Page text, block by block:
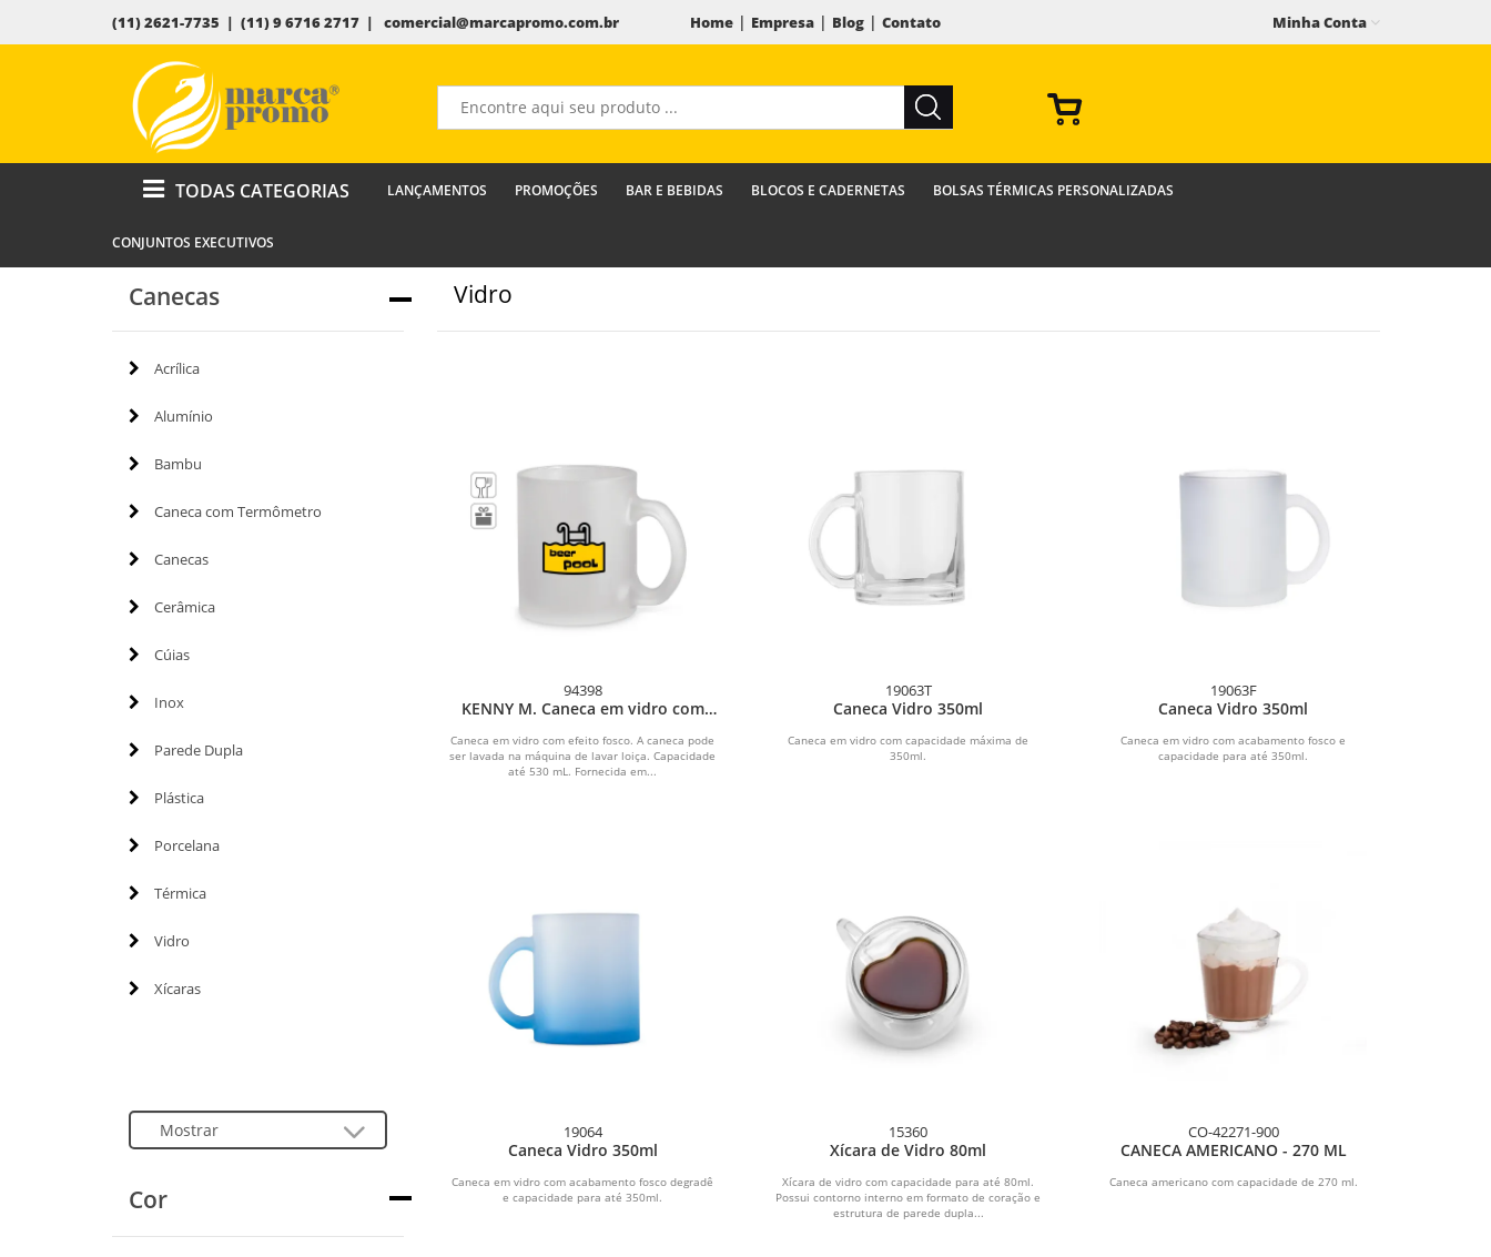
(11) 2621-7735 | (11) 9 6716 2717 | comercial@marcapromo.com.br Home| Empresa| Blog| Contato Minha Conta
TODAS CATEGORIAS LANÇAMENTOS PROMOÇÕES BAR E BEBIDAS BLOCOS E CADERNETAS BOLSAS TÉRMICAS PERSONALIZADAS
CONJUNTOS EXECUTIVOS
Canecas
Acrílica
Alumínio
Bambu
Caneca com Termômetro
Canecas
Cerâmica
Cúias
Inox
Parede Dupla
Plástica
Porcelana
Térmica
Vidro
Xícaras
Cor
Vidro
94398
KENNY M. Caneca em vidro com
Caneca em vidro com efeito fosco. A caneca pode
ser lavada na máquina de lavar loiça. Capacidade
até 530 mL. Fornecida em...
19063T
Caneca Vidro 350ml
Caneca em vidro com capacidade máxima de
350ml.
19063F
Caneca Vidro 350ml
Caneca em vidro com acabamento fosco e
capacidade para até 350ml.
19064
Caneca Vidro 350ml
Caneca em vidro com acabamento fosco degradê
e capacidade para até 350ml.
15360
Xícara de Vidro 80ml
Xícara de vidro com capacidade para até 80ml.
Possui contorno interno em formato de coração e
estrutura de parede dupla...
CO-42271-900
CANECA AMERICANO - 270 ML
Caneca americano com capacidade de 270 ml.